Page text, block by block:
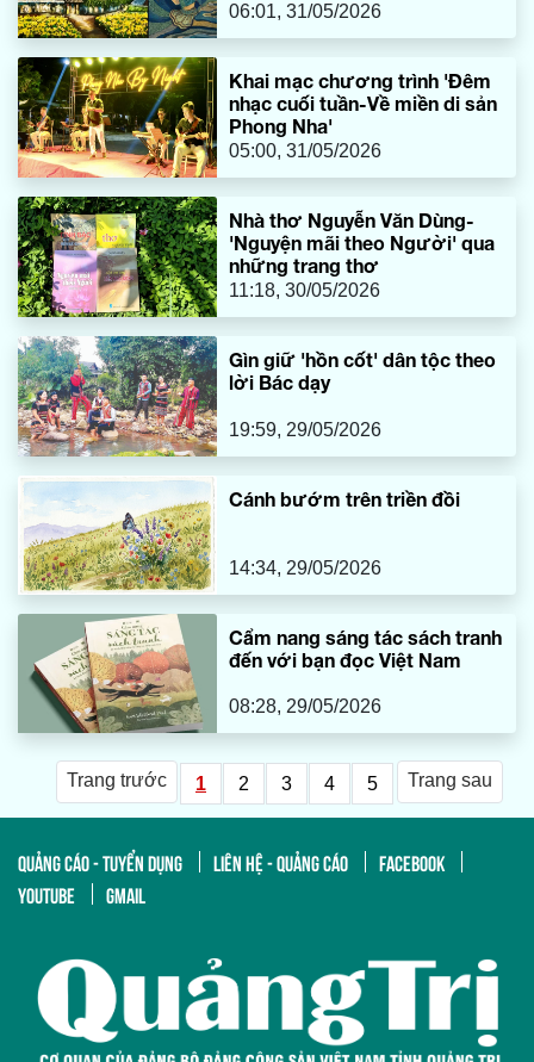
06:01, 31/05/2026
Khai mạc chương trình 'Đêm
nhạc cuối tuần-Về miền di sản
Phong Nha'
05:00, 31/05/2026
Nhà thơ Nguyễn Văn Dùng-
'Nguyện mãi theo Người' qua
những trang thơ
11:18, 30/05/2026
Gìn giữ 'hồn cốt' dân tộc theo
lời Bác dạy
19:59, 29/05/2026
Cánh bướm trên triền đồi
14:34, 29/05/2026
Cẩm nang sáng tác sách tranh
đến với bạn đọc Việt Nam
08:28, 29/05/2026
Trang trước 1 2 3 4 5 Trang sau
QUẢNG CÁO - TUYỂN DỤNG LIÊN HỆ - QUẢNG CÁO
FACEBOOK
YOUTUBE
GMAIL